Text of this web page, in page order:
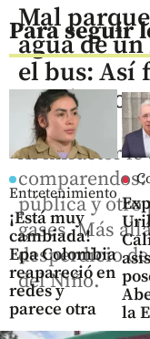
Para seguir
Entretenimiento
¡Está muy
cambiada!
Epa Colombia
reapareció en
redes y
parece otra
la
Mal
agua de
el bus: Así
conductor
Al infractor le
pública y otro
gases. Más
desperdicio
del Niño.